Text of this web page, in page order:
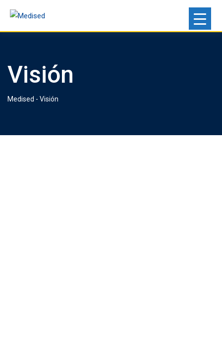
Visión
Medised - Visión